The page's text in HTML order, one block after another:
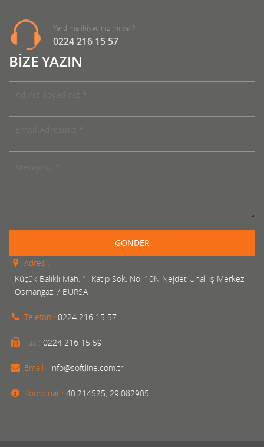
Yardıma ihiyacınız mı var?
0224 216 15 57
BİZE YAZIN
GÖNDER
Adres :
Küçük Balıklı Mah. 1. Katip Sok. No: 10N Nejdet Ünal İş Merkezi
Osmangazi / BURSA
Telefon : 0224 216 15 57
Fax : 0224 216 15 59
Email : info@softline.com.tr
Koordinat : 40.214525, 29.082905